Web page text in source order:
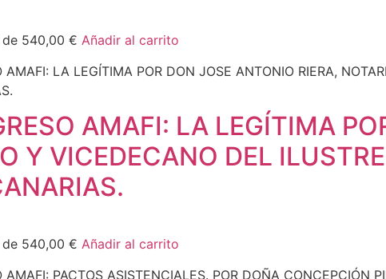
de 540,00 € Añadir al carrito
AMAFI: LA LEGÍTIMA
Y VICEDECANO DEL
de 540,00 € Añadir al carrito